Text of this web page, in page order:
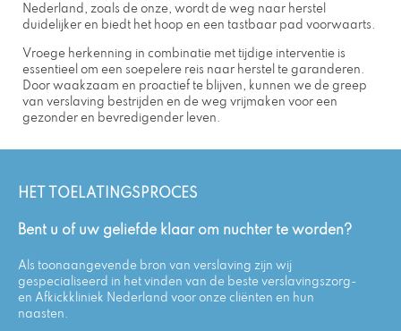
Nederland, zoals de onze, wordt de weg naar herstel
duidelijker en biedt het hoop en een tastbaar pad voorwaarts.
Vroege herkenning in combinatie met tijdige interventie is
essentieel om een soepelere reis naar herstel te garanderen.
Door waakzaam en proactief te blijven, kunnen we de greep
van verslaving bestrijden en de weg vrijmaken voor een
gezonder en bevredigender leven.
HET TOELATINGSPROCES
Bent u of uw geliefde klaar om nuchter te worden?
Als toonaangevende bron van verslaving zijn wij
gespecialiseerd in het vinden van de beste verslavingszorg-
en Afkickkliniek Nederland voor onze cliënten en hun
naasten.